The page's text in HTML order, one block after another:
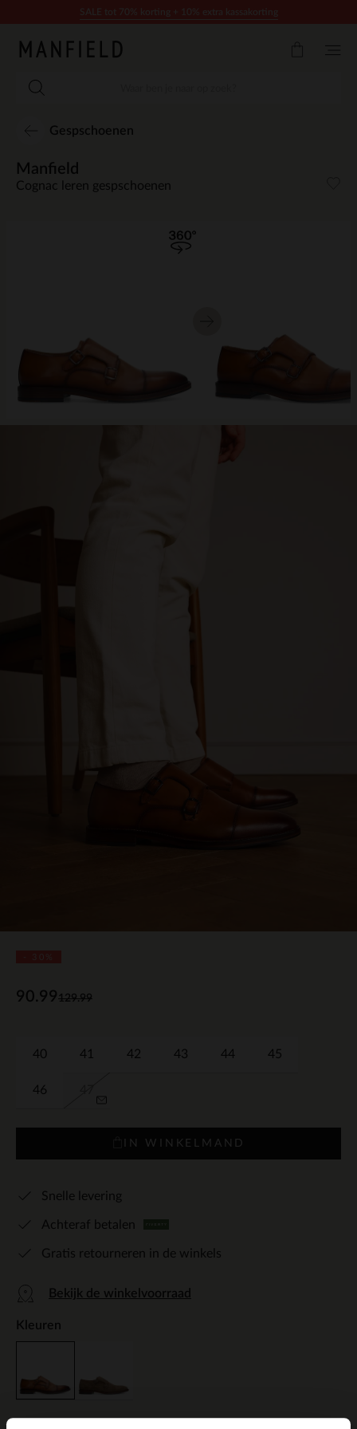
Gespschoenen
Manfield
Cognac leren gespschoenen
129.99
90.99
40 41 42 43 44 45
46
IN WINKELMAND
Snelle levering
Achteraf betalen
Gratis retourneren in de winkels
Bekijk de winkelvoorraad
Kleuren